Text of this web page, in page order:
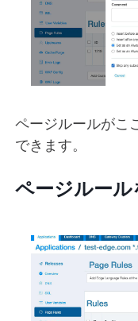
ページルールがこ
できます。
ページルー